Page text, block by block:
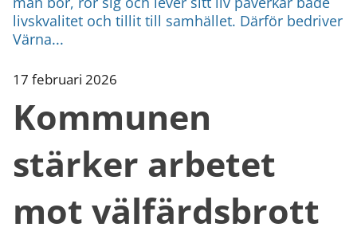
livskvalitet och tillit till samhället. Därför bedriver
Värna...
17 februari 2026
Kommunen
stärker arbetet
mot välfärdsbrott